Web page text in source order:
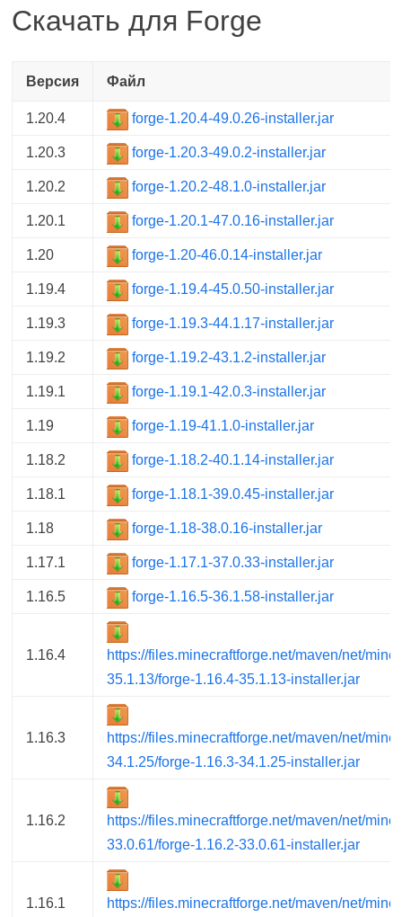
Скачать для Forge
Версия Файл
1.20.4 forge-1.20.4-49.0.26-installer.jar
1.20.3 forge-1.20.3-49.0.2-installer.jar
1.20.2 forge-1.20.2-48.1.0-installer.jar
1.20.1 forge-1.20.1-47.0.16-installer.jar
1.20 forge-1.20-46.0.14-installer.jar
1.19.4 forge-1.19.4-45.0.50-installer.jar
1.19.3 forge-1.19.3-44.1.17-installer.jar
1.19.2 forge-1.19.2-43.1.2-installer.jar
1.19.1 forge-1.19.1-42.0.3-installer.jar
1.19 forge-1.19-41.1.0-installer.jar
1.18.2 forge-1.18.2-40.1.14-installer.jar
1.18.1 forge-1.18.1-39.0.45-installer.jar
1.18 forge-1.18-38.0.16-installer.jar
1.17.1 forge-1.17.1-37.0.33-installer.jar
1.16.5 forge-1.16.5-36.1.58-installer.jar
1.16.4
https://files.minecraftforge.net/maven/net/
35.1.13/forge-1.16.4-35.1.13-installer.jar
1.16.3
https://files.minecraftforge.net/maven/net/
34.1.25/forge-1.16.3-34.1.25-installer.jar
1.16.2
https://files.minecraftforge.net/maven/net/
33.0.61/forge-1.16.2-33.0.61-installer.jar
1.16.1 https://files.minecraftforge.net/maven/net/